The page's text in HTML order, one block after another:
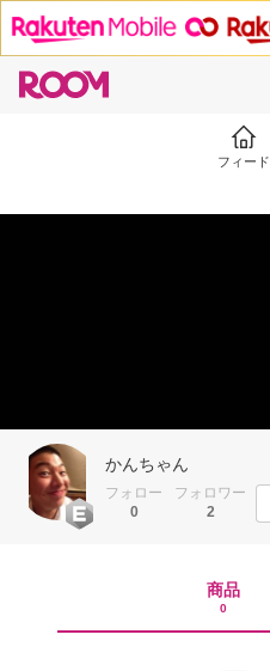
フィード
かんちゃん
フォロー
0
フォロワー
2
商品
0